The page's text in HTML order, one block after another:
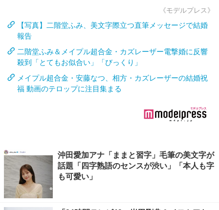
《モデルプレス》
【写真】二階堂ふみ、美文字際立つ直筆メッセージで結婚
報告
二階堂ふみ＆メイプル超合金・カズレーザー電撃婚に反響
殺到「とてもお似合い」「びっくり」
メイプル超合金・安藤なつ、相方・カズレーザーの結婚祝
福 動画のテロップに注目集まる
沖田愛加アナ「ままと習字」毛筆の美文字が
話題「四字熟語のセンスが渋い」「本人も字
も可愛い」